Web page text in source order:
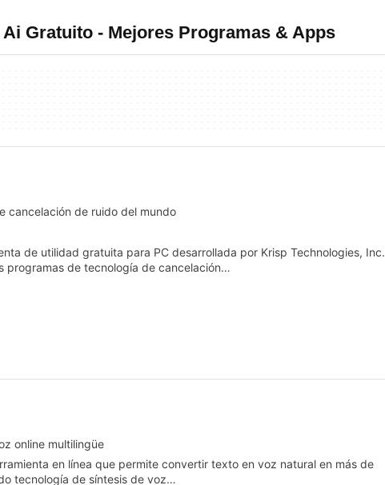
Ai Gratuito - Mejores Programas & Apps
cancelación de ruido del mundo
de utilidad gratuita para PC desarrollada por Krisp Technologies, Inc.
programas de tecnología de cancelación…
online multilingüe
en línea que permite convertir texto en voz natural en más de
tecnología de síntesis de voz…